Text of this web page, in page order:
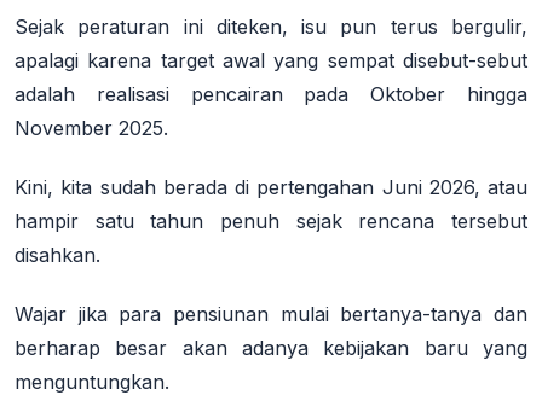
Sejak peraturan ini diteken, isu pun terus bergulir,
apalagi karena target awal yang sempat disebut-sebut
adalah realisasi pencairan padaOktober hingga
November 2025.
Kini, kita sudah berada di pertengahan Juni 2026, atau
hampir satu tahun penuh sejak rencana tersebut
disahkan.
Wajar jika para pensiunan mulai bertanya-tanya dan
berharap besar akan adanya kebijakan baru yang
menguntungkan.